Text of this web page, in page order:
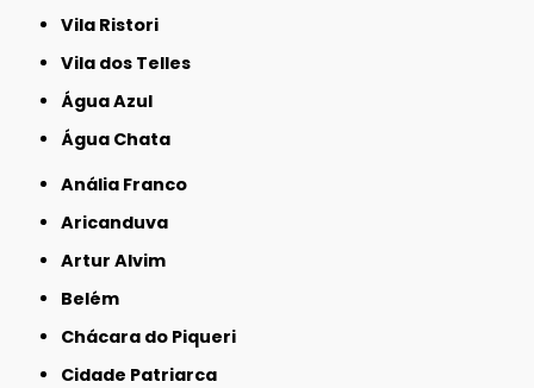
Vila Ristori
Vila dos Telles
Água Azul
Água Chata
Anália Franco
Aricanduva
Artur Alvim
Belém
Chácara do Piqueri
Cidade Patriarca